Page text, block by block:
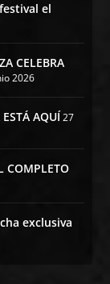
el
CELEBRA
2026
AQUÍ 27
COMPLETO
exclusiva